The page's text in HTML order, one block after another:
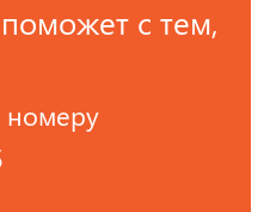
с тем,
номеру